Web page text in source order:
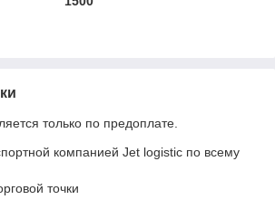
только по предоплате.
компанией Jet logistic по всему
точки